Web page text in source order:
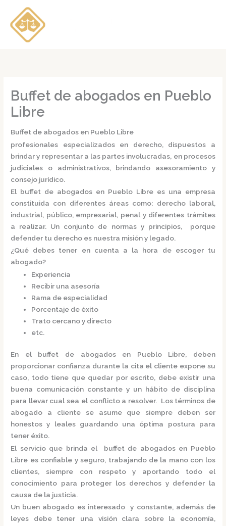
contenido
Buffet de abogados en Pueblo
Libre
Buffet de abogados en Pueblo Libre
profesionales especializados en derecho, dispuestos a
brindar y representar a las partes involucradas, en procesos
judiciales o administrativos, brindando asesoramiento y
consejo jurídico.
El buffet de abogados en Pueblo Libre es una empresa
constituida con diferentes áreas como: derecho laboral,
industrial, público, empresarial, penal y diferentes trámites
a realizar. Un conjunto de normas y principios, porque
defender tu derecho es nuestra misión y legado.
¿Qué debes tener en cuenta a la hora de escoger tu
abogado?
Experiencia
Recibir una asesoría
Rama de especialidad
Porcentaje de éxito
Trato cercano y directo
etc.
En el buffet de abogados en Pueblo Libre, deben
proporcionar confianza durante la cita el cliente expone su
caso, todo tiene que quedar por escrito, debe existir una
buena comunicación constante y un hábito de disciplina
para llevar cual sea el conflicto a resolver. Los términos de
abogado a cliente se asume que siempre deben ser
honestos y leales guardando una óptima postura para
tener éxito.
El servicio que brinda el
buffet de abogados en Pueblo
Libre es confiable y seguro, trabajando de la mano con los
clientes, siempre con respeto y aportando todo el
conocimiento para proteger los derechos y defender la
causa de la justicia.
Un buen abogado es interesado y constante, además de
leyes debe tener una visión clara sobre la economía,